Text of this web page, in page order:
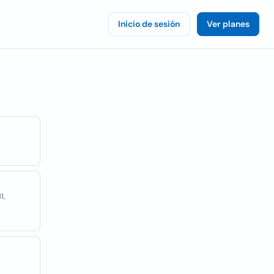
Inicio de sesión Ver planes